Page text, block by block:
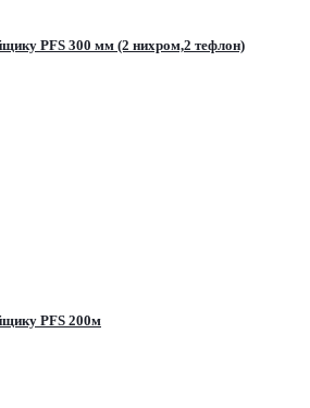
PFS 300 мм (2 нихром,2 тефлон)
PFS 200м